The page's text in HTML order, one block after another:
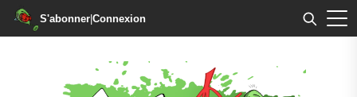
S'abonner|Connexion